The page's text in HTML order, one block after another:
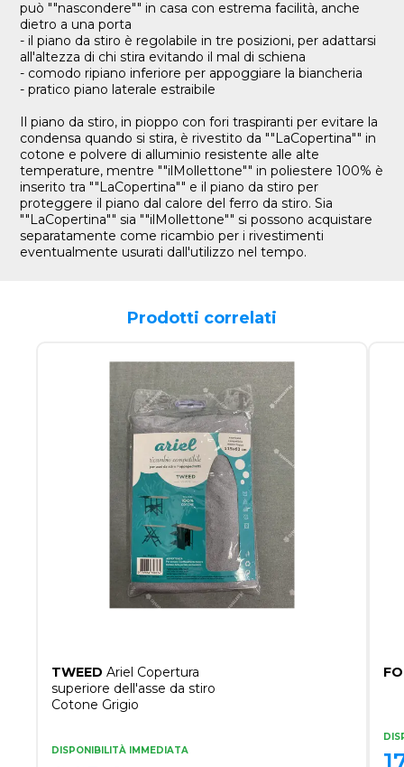
può ""nascondere"" in casa con estrema facilità, anche
dietro a una porta
- il piano da stiro è regolabile in tre posizioni, per adattarsi
all'altezza di chi stira evitando il mal di schiena
- comodo ripiano inferiore per appoggiare la biancheria
- pratico piano laterale estraibile
Il piano da stiro, in pioppo con fori traspiranti per evitare la
condensa quando si stira, è rivestito da ""LaCopertina"" in
cotone e polvere di alluminio resistente alle alte
temperature, mentre ""ilMollettone"" in poliestere 100% è
inserito tra ""LaCopertina"" e il piano da stiro per
proteggere il piano dal calore del ferro da stiro. Sia
""LaCopertina"" sia ""ilMollettone"" si possono acquistare
separatamente come ricambio per i rivestimenti
eventualmente usurati dall'utilizzo nel tempo.
Prodotti correlati
TWEED Ariel Copertura
superiore dell'asse da stiro
Cotone Grigio
DISPONIBILITÀ IMMEDIATA